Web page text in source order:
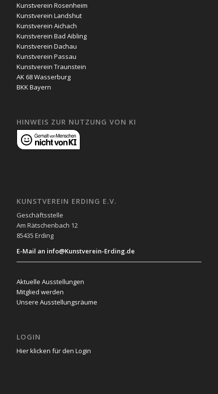
Kunstverein Rosenheim
Kunstverein Landshut
Kunstverein Aichach
Kunstverein Bad Aibling
Kunstverein Dachau
Kunstverein Passau
Kunstverein Traunstein
AK 68 Wasserburg
BKK Bayern
HINWEIS ZUR NUTZUNG VON KI
KUNSTVEREIN ERDING E.V.
Geschäftsstelle
Am Rätschenbach 12
85435 Erding
E-Mail an info@Kunstverein-Erding.de
Aktuelle Ausstellungen
Mitglied werden
Unsere Ausstellungsräume
LOGIN
Hier klicken für den Login